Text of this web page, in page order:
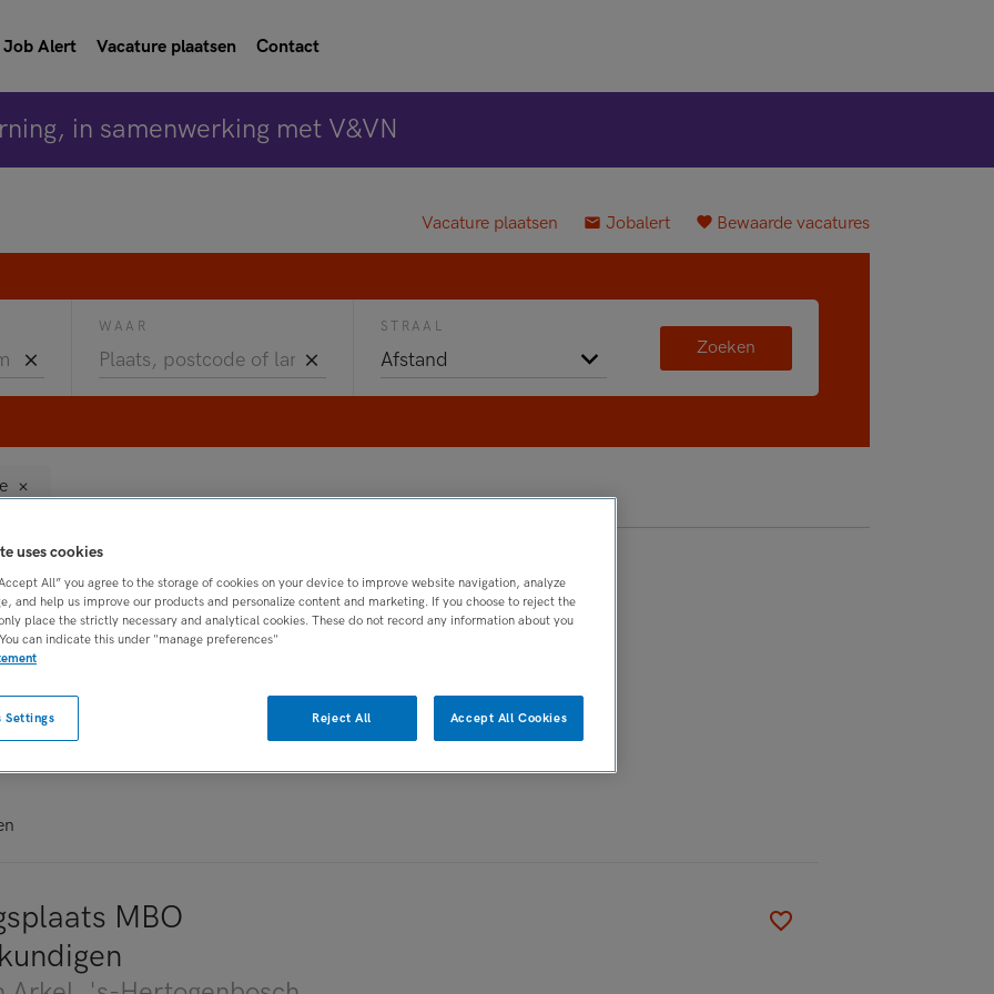
Job Alert Vacature plaatsen Contact
in samenwerking met V&VN
Vacature plaatsen Jobalert Bewaarde vacatures
WAAR STRAAL
Zoeken
vacatures
vacatures die aan uw zoekactie voldoen.
.
MBO
uses cookies
All” you agree to the storage of cookies on your device to improve website navigation, analyze
and help us improve our products and personalize content and marketing. If you choose to reject the
place the strictly necessary and analytical cookies. These do not record any information about you
can indicate this under "manage preferences"
Reject All Accept All Cookies
Settings